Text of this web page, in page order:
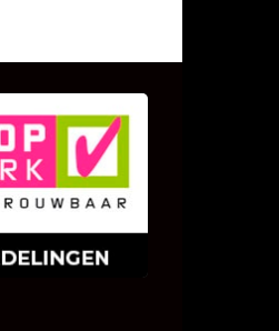
om te
van ons en
vindt.